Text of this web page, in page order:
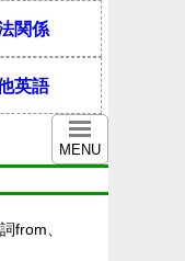
関係
英語
MENU
from、